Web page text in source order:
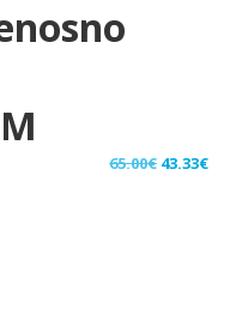
65.00€ Izvorna
43.33€